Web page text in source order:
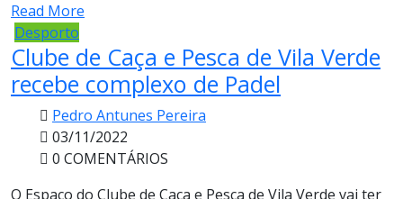
Read More
Desporto
Clube de Caça e Pesca de Vila Verde
recebe complexo de Padel
Pedro Antunes Pereira
03/11/2022
0 COMENTÁRIOS
O Espaço do Clube de Caça e Pesca de Vila Verde vai ter